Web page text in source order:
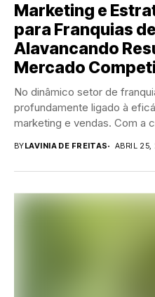
Marketing e
para Franquias
Alavancando
Mercado
No dinâmico setor de
profundamente ligado à
marketing e vendas. Com a
BYLAVINIA DE FREITAS ABRIL 25,